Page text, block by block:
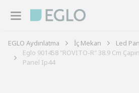
EGLO Aydınlatma İç Mekan
Led
Eglo 901458 "ROVITO-R" 38.9 Cm
Panel Ip44